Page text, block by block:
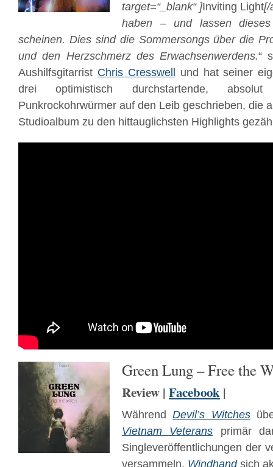
target=“_blank“ ]Inviting Light[/
haben – und lassen
scheinen. Dies sind die Sommersongs über die
und den Herzschmerz des Erwachsenwerdens.“
Aushilfsgitarrist Chris Cresswell
und hat seiner
drei optimistisch durchstartende,
Punkrockohrwürmer auf den Leib geschrieben, die
Studioalbum zu den hittauglichsten Highlights
Green Lung – Free the
Review | Facebook |
WährendDevil’s Witches
Vietnam Veterans primär
Singleveröffentlichungen der
versammeln, Windhandsich